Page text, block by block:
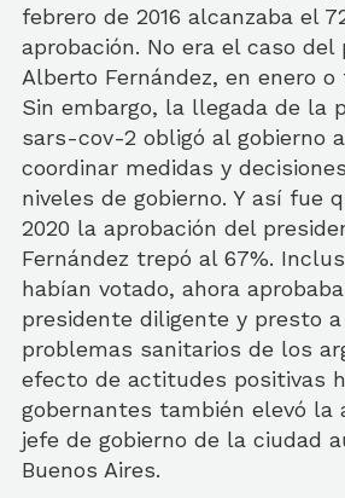
febrero de 2016 alcanzaba el
aprobación. No era el caso del
Alberto Fernández, en enero o
Sin embargo, la llegada de la
sars-cov-2 obligó al gobierno
coordinar medidas y
niveles de gobierno. Y así fue
2020 la aprobación del
Fernández trepó al 67%.
habían votado, ahora
presidente diligente y presto
problemas sanitarios de los
efecto de actitudes positivas
gobernantes también elevó la
jefe de gobierno de la ciudad
Buenos Aires.